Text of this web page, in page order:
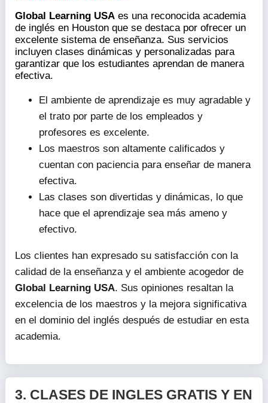
Global Learning USA es una reconocida academia
de inglés en Houston que se destaca por ofrecer un
excelente sistema de enseñanza. Sus servicios
incluyen clases dinámicas y personalizadas para
garantizar que los estudiantes aprendan de manera
efectiva.
El ambiente de aprendizaje es muy agradable y
el trato por parte de los empleados y
profesores es excelente.
Los maestros son altamente calificados y
cuentan con paciencia para enseñar de manera
efectiva.
Las clases son divertidas y dinámicas, lo que
hace que el aprendizaje sea más ameno y
efectivo.
Los clientes han expresado su satisfacción con la
calidad de la enseñanza y el ambiente acogedor de
Global Learning USA. Sus opiniones resaltan la
excelencia de los maestros y la mejora significativa
en el dominio del inglés después de estudiar en esta
academia.
3. CLASES DE INGLES GRATIS Y EN